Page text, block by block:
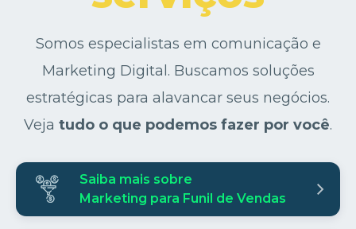
Somos especialistas em comunicação e
Marketing Digital. Buscamos soluções
estratégicas para alavancar seus negócios.
Veja tudo o que podemos fazer por você.
Saiba mais sobre
Marketing para Funil de Vendas